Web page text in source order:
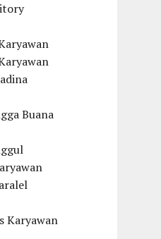
Buana
Karyawan